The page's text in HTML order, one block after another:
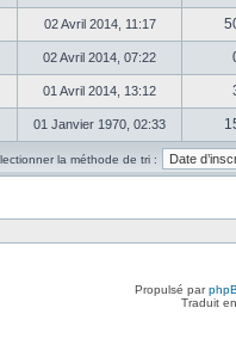
02 Avril 2014, 11:17
02 Avril 2014, 07:22
01 Avril 2014, 13:12
01 Janvier 1970, 02:33
la méthode de tri :
Propulsé par
Traduit